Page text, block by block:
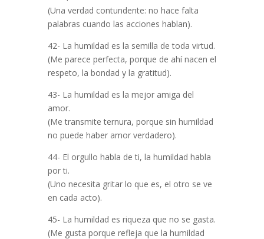
(Una verdad contundente: no hace falta
palabras cuando las acciones hablan).
42- La humildad es la semilla de toda virtud.
(Me parece perfecta, porque de ahí nacen el
respeto, la bondad y la gratitud).
43- La humildad es la mejor amiga del
amor.
(Me transmite ternura, porque sin humildad
no puede haber amor verdadero).
44- El orgullo habla de ti, la humildad habla
por ti.
(Uno necesita gritar lo que es, el otro se ve
en cada acto).
45- La humildad es riqueza que no se gasta.
(Me gusta porque refleja que la humildad